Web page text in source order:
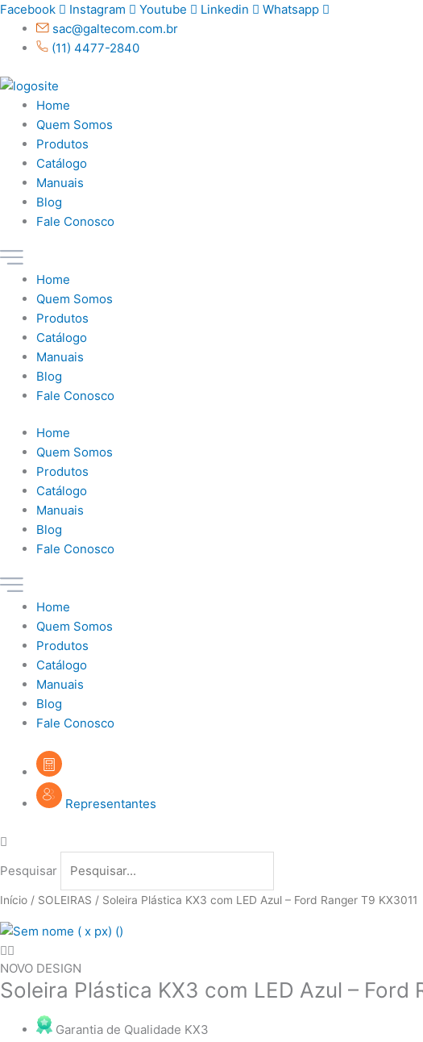
Ir
para
Facebook Instagram Youtube Linkedin
Whatsapp
sac@galtecom.com.br
(11) 4477-2840
Home
Quem Somos
Produtos
Catálogo
Manuais
Blog
Fale Conosco
Home
Quem Somos
Produtos
Catálogo
Manuais
Blog
Fale Conosco
Home
Quem Somos
Produtos
Catálogo
Manuais
Blog
Fale Conosco
Home
Quem Somos
Produtos
Catálogo
Manuais
Blog
Fale Conosco
Representantes
Pesquisar
Início / SOLEIRAS / Soleira Plástica KX3 com LED Azul – Ford Ranger T9 KX3011
NOVO DESIGN
Soleira Plástica KX3 com LED Azul – Ford
Garantia de Qualidade KX3